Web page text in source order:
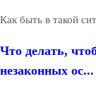
Как быть в такой
Что делать,
незаконных ос...